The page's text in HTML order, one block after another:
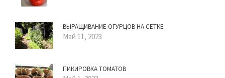
ВЫРАЩИВАНИЕ ОГУРЦОВ НА СЕТКЕ
Май 11, 2023
ПИКИРОВКА ТОМАТОВ